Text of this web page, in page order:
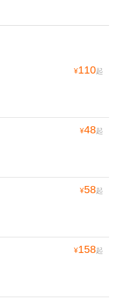
¥110起
¥48起
¥58起
¥158起